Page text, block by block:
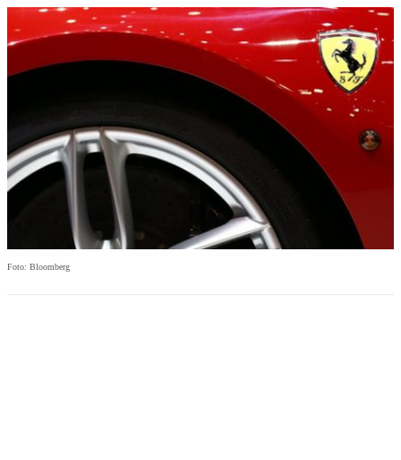
Foto: Bloomberg